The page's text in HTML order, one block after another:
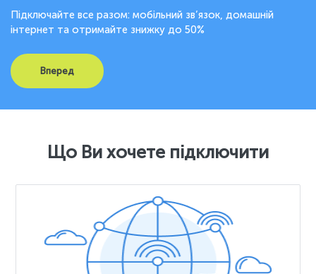
Підключайте все разом: мобільний зв’язок, домашній
інтернет та отримайте знижку до 50%
Вперед
Що Ви хочете підключити